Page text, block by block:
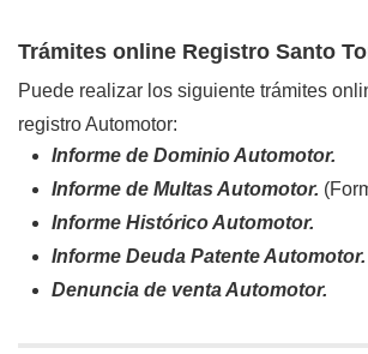
Trámites online Registro Santo
Puede realizar los siguiente trámites
registro Automotor:
Informe de Dominio Automotor.
Informe de Multas Automotor.
Informe Histórico Automotor.
Informe Deuda Patente Automotor.
Denuncia de venta Automotor.